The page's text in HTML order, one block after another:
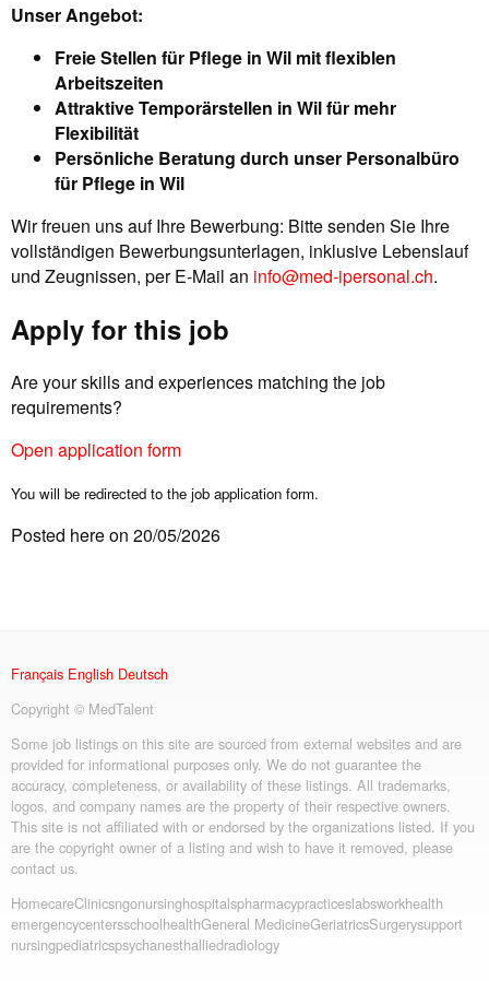
Unser Angebot:
Freie Stellen für Pflege in Wil mit flexiblen
Arbeitszeiten
Attraktive Temporärstellen in Wil für mehr
Flexibilität
Persönliche Beratung durch unser Personalbüro
für Pflege in Wil
Wir freuen uns auf Ihre Bewerbung: Bitte senden Sie Ihre
vollständigen Bewerbungsunterlagen, inklusive Lebenslauf
und Zeugnissen, per E-Mail an info@med-ipersonal.ch.
Apply for this job
Are your skills and experiences matching the job
requirements?
Open application form
You will be redirected to the job application form.
Posted here on 20/05/2026
Français English Deutsch
Copyright © MedTalent
Some job listings on this site are sourced from external websites and are
provided for informational purposes only. We do not guarantee the
accuracy, completeness, or availability of these listings. All trademarks,
logos, and company names are the property of their respective owners.
This site is not affiliated with or endorsed by the organizations listed. If you
are the copyright owner of a listing and wish to have it removed, please
contact us.
HomecareClinicsngonursinghospitalspharmacypracticeslabsworkhealth
emergencycentersschoolhealthGeneral MedicineGeriatricsSurgerysupport
nursingpediatricspsychanesthalliedradiology